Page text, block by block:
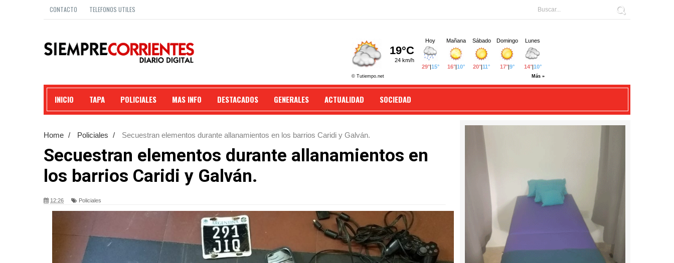
CONTACTO TELEFONOS UTILES
INICIO TAPA POLICIALES MAS INFO DESTACADOS GENERALES ACTUALIDAD SOCIEDAD
Home / Policiales / Secuestran elementos durante allanamientos en los barrios Caridi y Galván.
Secuestran elementos durante allanamientos en
los barrios Caridi y Galván.
12:26 Policiales